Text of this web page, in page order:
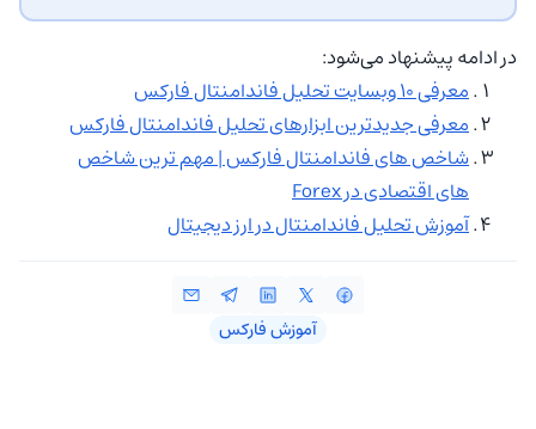
در ادامه پیشنهاد می‌شود:
معرفی ۱۰ ‌وبسایت تحلیل فاندامنتال فارکس
معرفی جدیدترین ابزارهای تحلیل فاندامنتال فارکس
شاخص های فاندامنتال فارکس | مهم ترین شاخص
های اقتصادی در Forex
آموزش تحلیل فاندامنتال در ارز دیجیتال
آموزش فارکس